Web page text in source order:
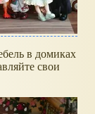
в домиках
свои